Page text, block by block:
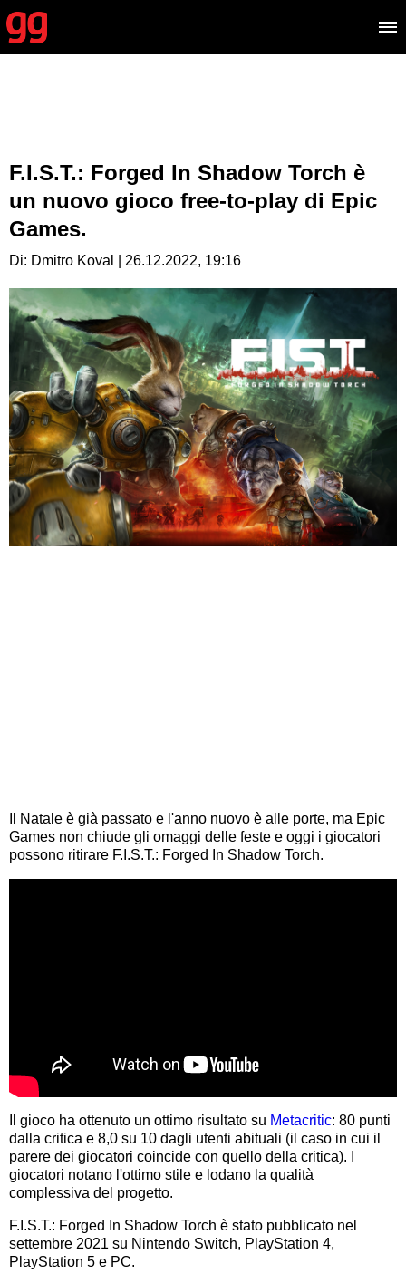
F.I.S.T.: Forged In Shadow Torch è
un nuovo gioco free-to-play di Epic
Games.
Di: Dmitro Koval | 26.12.2022, 19:16
Il Natale è già passato e l'anno nuovo è alle porte, ma Epic
Games non chiude gli omaggi delle feste e oggi i giocatori
possono ritirare F.I.S.T.: Forged In Shadow Torch.
Il gioco ha ottenuto un ottimo risultato su Metacritic: 80 punti
dalla critica e 8,0 su 10 dagli utenti abituali (il caso in cui il
parere dei giocatori coincide con quello della critica). I
giocatori notano l'ottimo stile e lodano la qualità
complessiva del progetto.
F.I.S.T.: Forged In Shadow Torch è stato pubblicato nel
settembre 2021 su Nintendo Switch, PlayStation 4,
PlayStation 5 e PC.